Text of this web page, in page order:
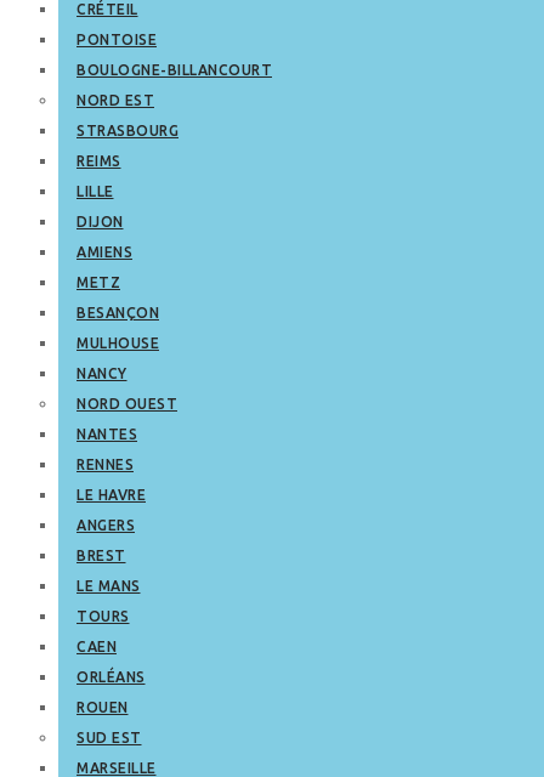
CRÉTEIL
PONTOISE
BOULOGNE-BILLANCOURT
NORD EST
STRASBOURG
REIMS
LILLE
DIJON
AMIENS
METZ
BESANÇON
MULHOUSE
NANCY
NORD OUEST
NANTES
RENNES
LE HAVRE
ANGERS
BREST
LE MANS
TOURS
CAEN
ORLÉANS
ROUEN
SUD EST
MARSEILLE